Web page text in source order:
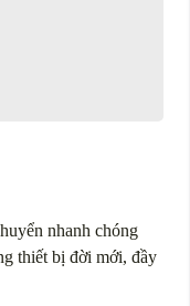
nhanh chóng
thiết bị đời mới, đầy